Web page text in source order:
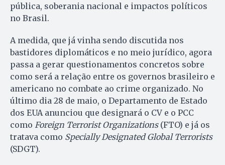
pública, soberania nacional e impactos políticos
no Brasil.
A medida, que já vinha sendo discutida nos
bastidores diplomáticos e no meio jurídico, agora
passa a gerar questionamentos concretos sobre
como será a relação entre os governos brasileiro e
americano no combate ao crime organizado. No
último dia 28 de maio, o Departamento de Estado
dos EUA anunciou que designará o CV e o PCC
como Foreign Terrorist Organizations(FTO) e já os
tratava como Specially Designated Global Terrorists
(SDGT).